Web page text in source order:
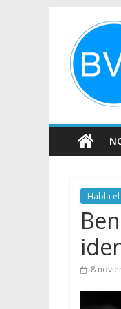
Habla
8